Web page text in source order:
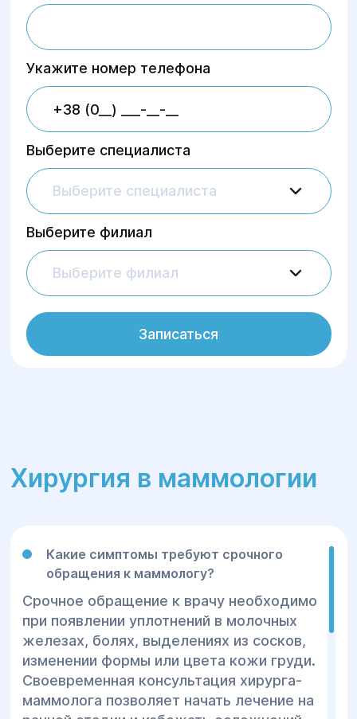
Укажите номер телефона
Выберите специалиста
Выберите специалиста
Выберите филиал
Выберите филиал
Записаться
Хирургия в маммологии
Какие симптомы требуют срочного
обращения к маммологу?
Срочное обращение к врачу необходимо
при появлении уплотнений в молочных
железах, болях, выделениях из сосков,
изменении формы или цвета кожи груди.
Своевременная консультация хирурга-
маммолога позволяет начать лечение на